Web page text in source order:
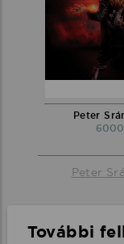
Peter
Peter
További